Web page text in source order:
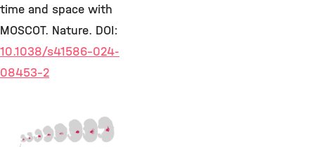
time and space with
MOSCOT. Nature. DOI:
10.1038/s41586-024-
08453-2